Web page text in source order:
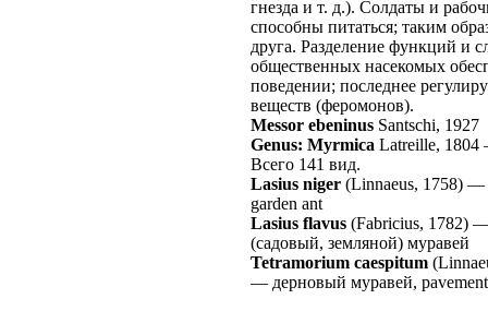
гнезда и т. д.). Солдаты и
способны питаться; таким
друга. Разделение функций и
общественных насекомых
поведении; последнее
веществ (феромонов).
Messor ebeninus Santschi, 1927
Genus: Myrmica Latreille, 1804
Всего 141 вид.
Lasius niger (Linnaeus, 1758) —
garden ant
Lasius flavus (Fabricius, 1782)
(садовый, земляной) муравей
Tetramorium caespitum
— дерновый муравей,